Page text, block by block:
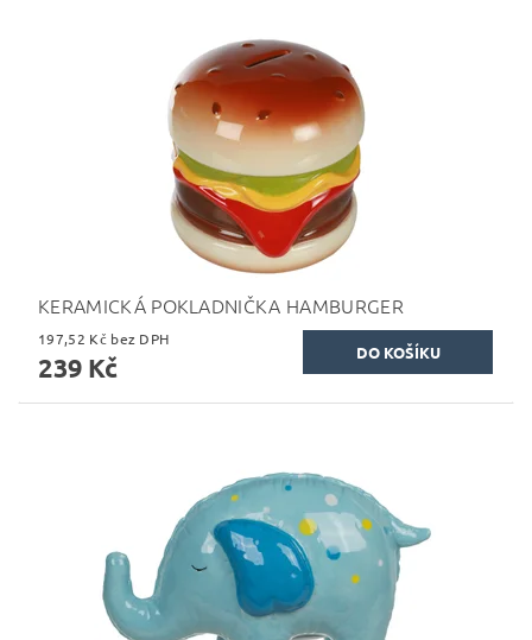
KERAMICKÁ POKLADNIČKA HAMBURGER
197,52 Kč bez DPH
239 Kč